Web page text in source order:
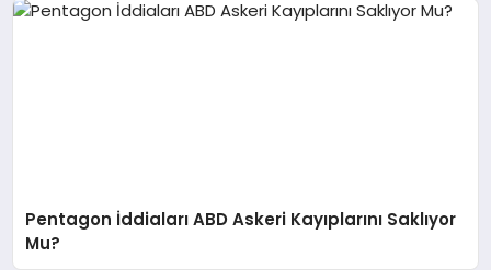
Pentagon İddiaları ABD Askeri Kayıplarını Saklıyor
Mu?